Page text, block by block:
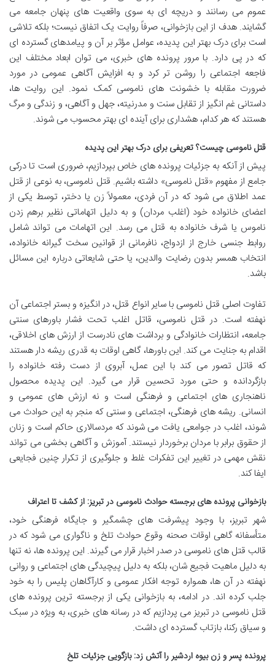
عموم می رسانند و دریچه ای به سوی واقعیت های پنهان جامعه می
گشایند. هدف از این بازخوانی، صرفاً روایت یک اتفاق نیست؛ بلکه تلاشی
است برای درک بهتر این پدیده، عوامل مؤثر بر آن و پیامدهای گسترده ای
که در پی دارد. با مرور پرونده های خبری، می توان ابعاد مختلف این
فاجعه اجتماعی را روشن تر کرد و به افزایش آگاهی عمومی در مورد
ضرورت مقابله با خشونت های ناموسی کمک نمود. این روایت ها،
داستانی غم انگیز از تقابل سنت و مدرنیته، جهل و آگاهی، و زندگی و مرگ
هستند که هر کدام، هشداری برای آینده ای بهتر محسوب می شوند.
قتل ناموسی چیست؟ تعریفی برای درک بهتر این پدیده
پیش از آنکه به جزئیات پرونده های خاص بپردازیم، ضروری است تا درکی
جامع از مفهوم «قتل ناموسی» داشته باشیم. قتل ناموسی، به نوعی از قتل
عمد اطلاق می شود که در آن فردی، معمولاً زن یا دختر، توسط یکی از
اعضای خانواده خود (اغلب مردان) و به دلیل اتهاماتی نظیر برهم زدن
ناموس یا شرف خانواده به قتل می رسد. این اتهامات می تواند شامل
روابط جنسی خارج از ازدواج، نافرمانی از قوانین سخت گیرانه خانواده،
انتخاب همسر بدون رضایت والدین، یا حتی شایعاتی درباره این مسائل
باشد.
تفاوت اصلی قتل ناموسی با سایر انواع قتل، در انگیزه و بستر اجتماعی آن
نهفته است. در قتل ناموسی، قاتل اغلب تحت فشار باورهای سنتی
جامعه، انتظارات خانوادگی و برداشت های نادرست از ارزش های اخلاقی،
اقدام به جنایت می کند. این باورها، گاهی اوقات به قدری ریشه دار هستند
که قاتل تصور می کند با این عمل، آبروی از دست رفته خانواده را
بازگردانده و حتی مورد تحسین قرار می گیرد. این پدیده محصول
ناهنجاری های اجتماعی و فرهنگی است و نه ارزش های عمومی و
انسانی. ریشه های فرهنگی، اجتماعی و سنتی که منجر به این حوادث می
شوند، اغلب در جوامعی یافت می شوند که مردسالاری حاکم است و زنان
از حقوق برابر با مردان برخوردار نیستند. آموزش و آگاهی بخشی می تواند
نقش مهمی در تغییر این تفکرات غلط و جلوگیری از تکرار چنین فجایعی
ایفا کند.
بازخوانی پرونده های برجسته حوادث ناموسی در تبریز: از کشف تا اعتراف
شهر تبریز، با وجود پیشرفت های چشمگیر و جایگاه فرهنگی خود،
متأسفانه گاهی اوقات صحنه وقوع حوادث تلخ و ناگواری می شود که در
قالب قتل های ناموسی در صدر اخبار قرار می گیرند. این پرونده ها، نه تنها
به دلیل ماهیت فجیع شان، بلکه به دلیل پیچیدگی های اجتماعی و روانی
نهفته در آن ها، همواره توجه افکار عمومی و کارآگاهان پلیس را به خود
جلب کرده اند. در ادامه، به بازخوانی یکی از برجسته ترین پرونده های
قتل ناموسی در تبریز می پردازیم که در رسانه های خبری، به ویژه در سبک
و سیاق رکنا، بازتاب گسترده ای داشت.
پرونده پسر و زن بیوه اردشیر را آتش زد: بازگویی جزئیات تلخ